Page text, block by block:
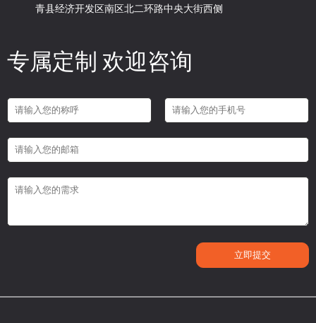
青县经济开发区南区北二环路中央大街西侧
专属定制 欢迎咨询